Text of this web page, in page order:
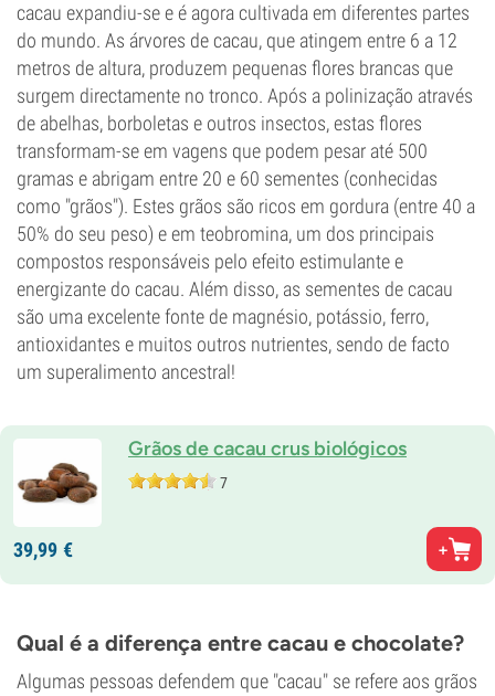
cacau expandiu-se e é agora cultivada em diferentes partes
do mundo. As árvores de cacau, que atingem entre 6 a 12
metros de altura, produzem pequenas flores brancas que
surgem directamente no tronco. Após a polinização através
de abelhas, borboletas e outros insectos, estas flores
transformam-se em vagens que podem pesar até 500
gramas e abrigam entre 20 e 60 sementes (conhecidas
como "grãos"). Estes grãos são ricos em gordura (entre 40 a
50% do seu peso) e em teobromina, um dos principais
compostos responsáveis pelo efeito estimulante e
energizante do cacau. Além disso, as sementes de cacau
são uma excelente fonte de magnésio, potássio, ferro,
antioxidantes e muitos outros nutrientes, sendo de facto
um superalimento ancestral!
Grãos de cacau crus biológicos
7
39,99 €
Qual é a diferença entre cacau e chocolate?
Algumas pessoas defendem que "cacau" se refere aos grãos